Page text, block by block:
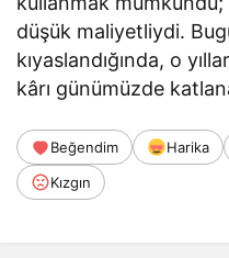
düşük maliyetliydi.
kıyaslandığında, o
kârı günümüzde
Beğendim Harika
Kızgın